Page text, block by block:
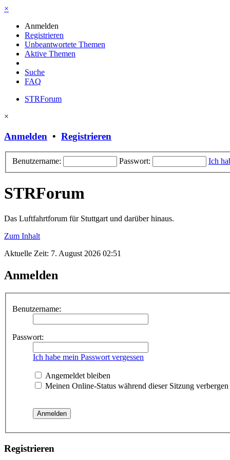
×
Anmelden
Registrieren
Unbeantwortete Themen
Aktive Themen
Suche
FAQ
STRForum
×
Anmelden • Registrieren
Benutzername: Passwort: Ich
STRForum
Das Luftfahrtforum für Stuttgart und darüber hinaus.
Zum Inhalt
Aktuelle Zeit: 7. August 2026 02:51
Anmelden
Benutzername:
Passwort:
Ich habe mein Passwort vergessen
Angemeldet bleiben
Meinen Online-Status während dieser Sitzung verbergen
Registrieren